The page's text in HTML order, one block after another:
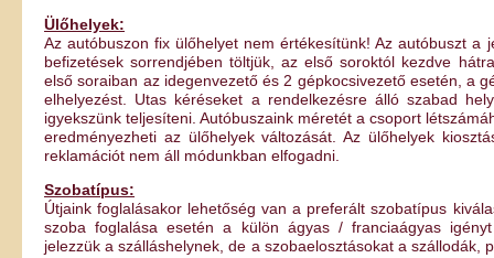
Ülőhelyek:
Az autóbuszon fix ülőhelyet nem értékesítünk! Az autóbuszt a
befizetések sorrendjében töltjük, az első soroktól kezdve
első soraiban az idegenvezető és 2 gépkocsivezető esetén, a
elhelyezést. Utas kéréseket a rendelkezésre álló szabad
igyekszünk teljesíteni. Autóbuszaink méretét a csoport
eredményezheti az ülőhelyek változását. Az ülőhelyek
reklamációt nem áll módunkban elfogadni.
Szobatípus:
Útjaink foglalásakor lehetőség van a preferált szobatípus
szoba foglalása esetén a külön ágyas / franciaágyas
jelezzük a szálláshelynek, de a szobaelosztásokat a szállodák,